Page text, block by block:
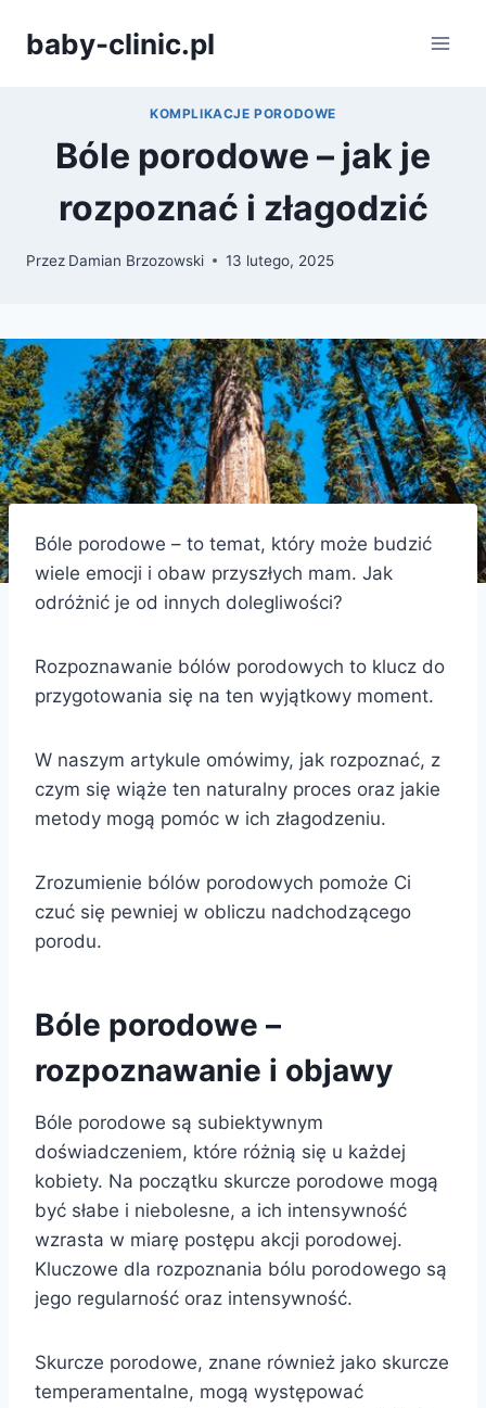
baby-clinic.pl
KOMPLIKACJE PORODOWE
Bóle porodowe – jak je
rozpoznać i złagodzić
Przez Damian Brzozowski 13 lutego, 2025
Bóle porodowe – to temat, który może budzić
wiele emocji i obaw przyszłych mam. Jak
odróżnić je od innych dolegliwości?
Rozpoznawanie bólów porodowych to klucz do
przygotowania się na ten wyjątkowy moment.
W naszym artykule omówimy, jak rozpoznać, z
czym się wiąże ten naturalny proces oraz jakie
metody mogą pomóc w ich złagodzeniu.
Zrozumienie bólów porodowych pomoże Ci
czuć się pewniej w obliczu nadchodzącego
porodu.
Bóle porodowe –
rozpoznawanie i objawy
Bóle porodowe są subiektywnym
doświadczeniem, które różnią się u każdej
kobiety. Na początku skurcze porodowe mogą
być słabe i niebolesne, a ich intensywność
wzrasta w miarę postępu akcji porodowej.
Kluczowe dla rozpoznania bólu porodowego są
jego regularność oraz intensywność.
Skurcze porodowe, znane również jako skurcze
temperamentalne, mogą występować